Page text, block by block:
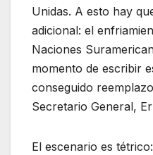
Unidas. A esto hay
adicional: el
Naciones
momento de escribir
conseguido
Secretario General,
El escenario es